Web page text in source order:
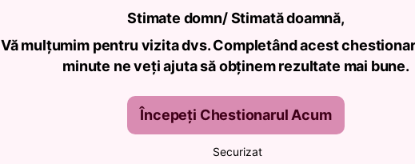
Stimate domn/ Stimată doamnă,
Vă mulțumim pentru vizita dvs. Completând acest
minute ne veți ajuta să obținem rezultate mai bune.
Începeți Chestionarul Acum
Securizat